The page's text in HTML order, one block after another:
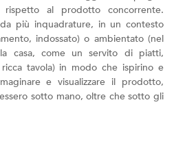
al prodotto concorrente.
più inquadrature, in un contesto
indossato) o ambientato (nel
casa, come un servito di piatti,
tavola) in modo che ispirino e
e visualizzare il prodotto,
sotto mano, oltre che sotto gli